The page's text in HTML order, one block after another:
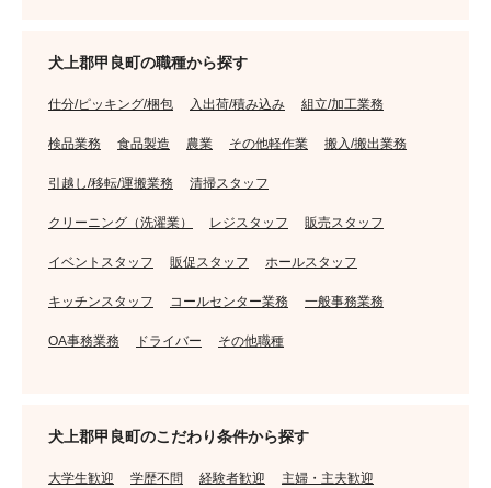
犬上郡甲良町の職種から探す
仕分/ピッキング/梱包 入出荷/積み込み 組立/加工業務
検品業務 食品製造 農業 その他軽作業 搬入/搬出業務
引越し/移転/運搬業務 清掃スタッフ
クリーニング（洗濯業） レジスタッフ 販売スタッフ
イベントスタッフ 販促スタッフ ホールスタッフ
キッチンスタッフ コールセンター業務 一般事務業務
OA事務業務 ドライバー その他職種
犬上郡甲良町のこだわり条件から探す
大学生歓迎 学歴不問 経験者歓迎 主婦・主夫歓迎